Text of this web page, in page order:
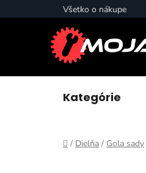
na
Všetko o nákupe
Kategórie
Domov
/ Dielňa / Gola sady